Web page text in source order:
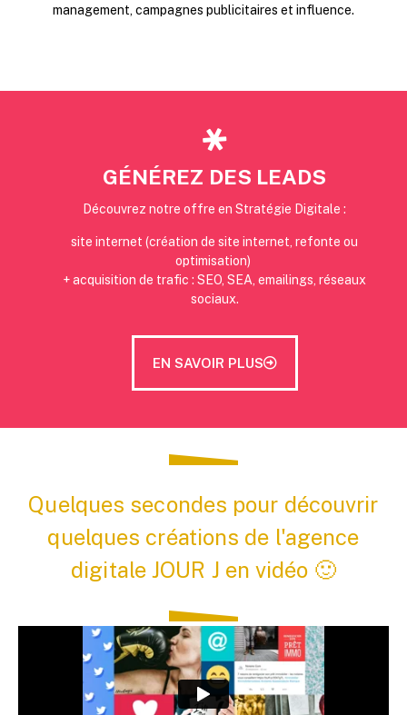
management, campagnes publicitaires et influence.
GÉNÉREZ DES LEADS
Découvrez notre offre en Stratégie Digitale :
site internet (création de site internet, refonte ou
optimisation)
+ acquisition de trafic : SEO, SEA, emailings, réseaux
sociaux.
EN SAVOIR PLUS
Quelques secondes pour découvrir
quelques créations de l'agence
digitale JOUR J en vidéo 🙂